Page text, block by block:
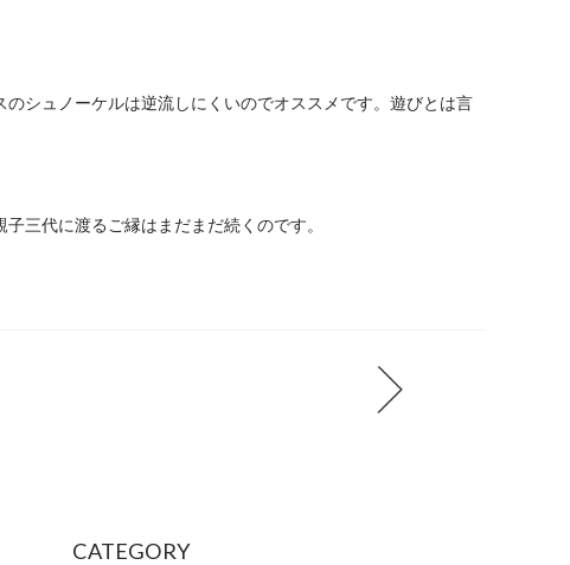
シュノーケルは逆流しにくいのでオススメです。遊びとは言
三代に渡るご縁はまだまだ続くのです。
CATEGORY